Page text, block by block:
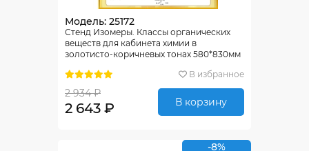
Модель: 25172
Стенд Изомеры. Классы органических
веществ для кабинета химии в
золотисто-коричневых тонах 580*830мм
В избранное
2 934 ₽
2 643 ₽ В корзину
-8%